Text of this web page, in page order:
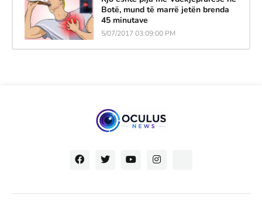
Botë, mund të marrë jetën brenda
45 minutave
5/07/2017 03:09:00 PM